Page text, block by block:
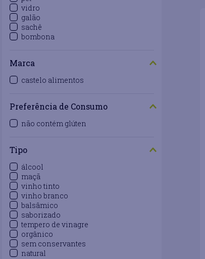
vidro
galão
sachê
bombona
Marca
castelo alimentos
Preferência de Consumo
não contém glúten
Tipo
álcool
maçã
vinho tinto
vinho branco
balsâmico
saborizado
tempero de vinagre
orgânico
sem conservantes
natural